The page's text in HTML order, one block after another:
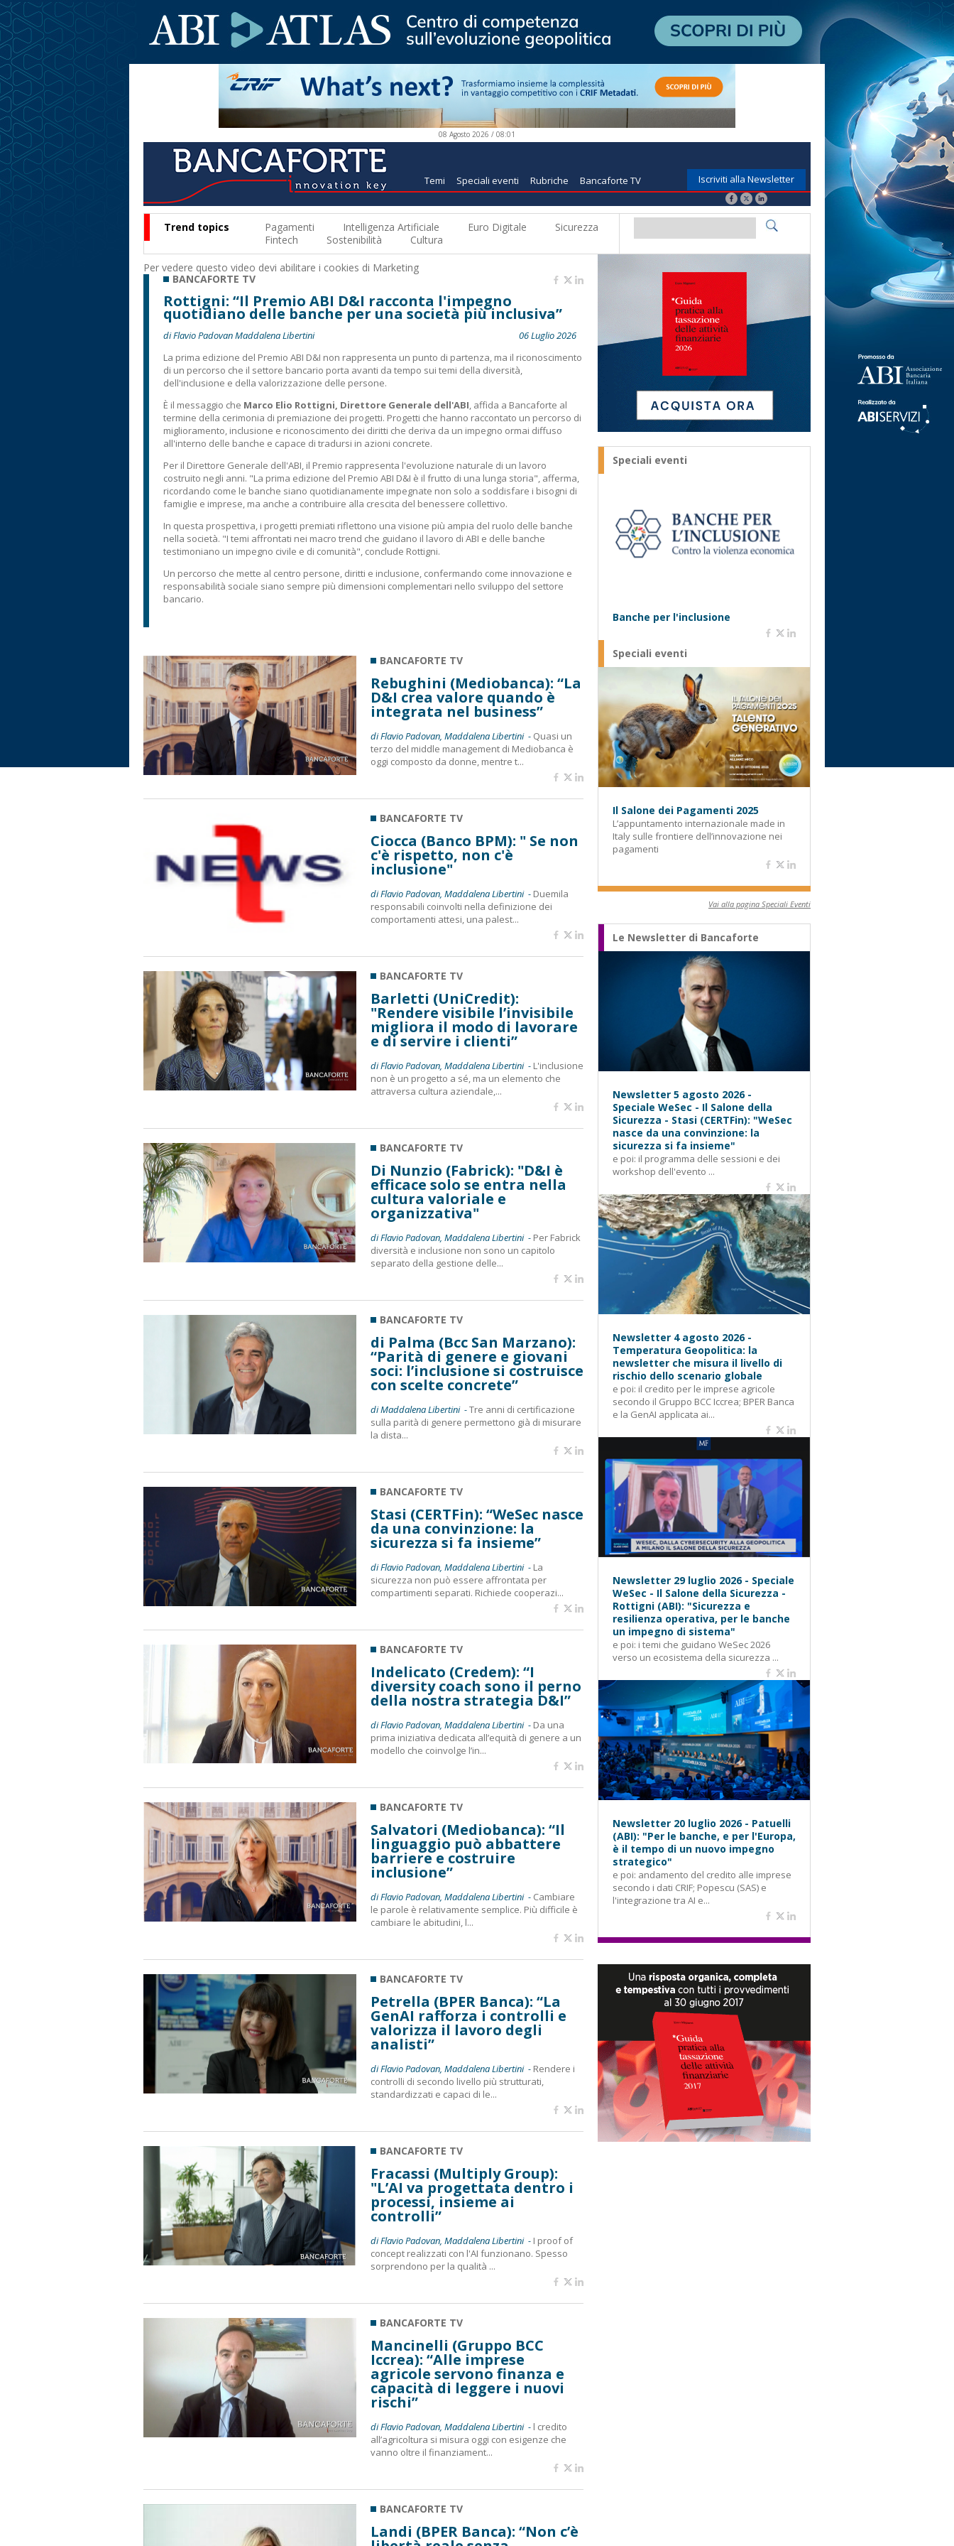
08 Agosto 2026 / 08:01
Temi Speciali eventi Rubriche Bancaforte TV Iscriviti alla Newsletter
Trend topics Pagamenti Intelligenza Artificiale Euro Digitale
Sicurezza
Fintech
Sostenibilità Cultura
Per vedere questo video devi abilitare i cookies di Marketing
BANCAFORTE TV
Rottigni: “Il Premio ABI D&I racconta l'impegno
quotidiano delle banche per una società più inclusiva”
di Flavio Padovan Maddalena Libertini
06 Luglio 2026
La prima edizione del Premio ABI D&I non rappresenta un punto di partenza, ma il riconoscimento
di un percorso che il settore bancario porta avanti da tempo sui temi della diversità,
dell'inclusione e della valorizzazione delle persone.
È il messaggio che Marco Elio Rottigni, Direttore Generale dell'ABI, affida a Bancaforte al
termine della cerimonia di premiazione dei progetti. Progetti che hanno raccontato un percorso di
miglioramento, inclusione e riconoscimento dei diritti che deriva da un impegno ormai diffuso
all'interno delle banche e capace di tradursi in azioni concrete.
Per il Direttore Generale dell'ABI, il Premio rappresenta l'evoluzione naturale di un lavoro
costruito negli anni. "La prima edizione del Premio ABI D&I è il frutto di una lunga storia", afferma,
ricordando come le banche siano quotidianamente impegnate non solo a soddisfare i bisogni di
famiglie e imprese, ma anche a contribuire alla crescita del benessere collettivo.
In questa prospettiva, i progetti premiati riflettono una visione più ampia del ruolo delle banche
nella società. "I temi affrontati nei macro trend che guidano il lavoro di ABI e delle banche
testimoniano un impegno civile e di comunità", conclude Rottigni.
Un percorso che mette al centro persone, diritti e inclusione, confermando come innovazione e
responsabilità sociale siano sempre più dimensioni complementari nello sviluppo del settore
bancario.
BANCAFORTE TV
Rebughini (Mediobanca): “La
D&I crea valore quando è
integrata nel business”
di Flavio Padovan, Maddalena Libertini - Quasi un
terzo del middle management di Mediobanca è
oggi composto da donne, mentre t...
BANCAFORTE TV
Ciocca (Banco BPM): " Se non
c'è rispetto, non c'è
inclusione"
di Flavio Padovan, Maddalena Libertini - Duemila
responsabili coinvolti nella definizione dei
comportamenti attesi, una palest...
BANCAFORTE TV
Barletti (UniCredit):
"Rendere visibile l’invisibile
migliora il modo di lavorare
e di servire i clienti”
di Flavio Padovan, Maddalena Libertini - L'inclusione
non è un progetto a sé, ma un elemento che
attraversa cultura aziendale,...
BANCAFORTE TV
Di Nunzio (Fabrick): "D&I è
efficace solo se entra nella
cultura valoriale e
organizzativa"
di Flavio Padovan, Maddalena Libertini - Per Fabrick
diversità e inclusione non sono un capitolo
separato della gestione delle...
BANCAFORTE TV
di Palma (Bcc San Marzano):
“Parità di genere e giovani
soci: l’inclusione si costruisce
con scelte concrete”
di Maddalena Libertini -Tre anni di certificazione
sulla parità di genere permettono già di misurare
la dista...
BANCAFORTE TV
Stasi (CERTFin): “WeSec nasce
da una convinzione: la
sicurezza si fa insieme”
di Flavio Padovan, Maddalena Libertini - La
sicurezza non può essere affrontata per
compartimenti separati. Richiede cooperazi...
BANCAFORTE TV
Indelicato (Credem): “I
diversity coach sono il perno
della nostra strategia D&I”
di Flavio Padovan, Maddalena Libertini - Da una
prima iniziativa dedicata all’equità di genere a un
modello che coinvolge l’in...
BANCAFORTE TV
Salvatori (Mediobanca): “Il
linguaggio può abbattere
barriere e costruire
inclusione”
di Flavio Padovan, Maddalena Libertini - Cambiare
le parole è relativamente semplice. Più difficile è
cambiare le abitudini, l...
BANCAFORTE TV
Petrella (BPER Banca): “La
GenAI rafforza i controlli e
valorizza il lavoro degli
analisti”
di Flavio Padovan, Maddalena Libertini - Rendere i
controlli di secondo livello più strutturati,
standardizzati e capaci di le...
BANCAFORTE TV
Fracassi (Multiply Group):
"L’AI va progettata dentro i
processi, insieme ai
controlli”
di Flavio Padovan, Maddalena Libertini - I proof of
concept realizzati con l'AI funzionano. Spesso
sorprendono per la qualità ...
BANCAFORTE TV
Mancinelli (Gruppo BCC
Iccrea): “Alle imprese
agricole servono finanza e
capacità di leggere i nuovi
rischi”
di Flavio Padovan, Maddalena Libertini - l credito
all’agricoltura si misura oggi con esigenze che
vanno oltre il finanziament...
BANCAFORTE TV
Landi (BPER Banca): “Non c’è
Speciali eventi
Banche per l'inclusione
Speciali eventi
Il Salone dei Pagamenti 2025
L’appuntamento internazionale made in
Italy sulle frontiere dell’innovazione nei
pagamenti
Vai alla pagina Speciali Eventi
Le Newsletter di Bancaforte
Newsletter 5 agosto 2026 -
Speciale WeSec - Il Salone della
Sicurezza - Stasi (CERTFin): "WeSec
nasce da una convinzione: la
sicurezza si fa insieme"
e poi: il programma delle sessioni e dei
workshop dell'evento ...
Newsletter 4 agosto 2026 -
Temperatura Geopolitica: la
newsletter che misura il livello di
rischio dello scenario globale
e poi: il credito per le imprese agricole
secondo il Gruppo BCC Iccrea; BPER Banca
e la GenAI applicata ai...
Newsletter 29 luglio 2026 - Speciale
WeSec - Il Salone della Sicurezza -
Rottigni (ABI): "Sicurezza e
resilienza operativa, per le banche
un impegno di sistema"
e poi: i temi che guidano WeSec 2026
verso un ecosistema della sicurezza ...
Newsletter 20 luglio 2026 - Patuelli
(ABI): "Per le banche, e per l'Europa,
è il tempo di un nuovo impegno
strategico"
e poi: andamento del credito alle imprese
secondo i dati CRIF; Popescu (SAS) e
l'integrazione tra AI e...